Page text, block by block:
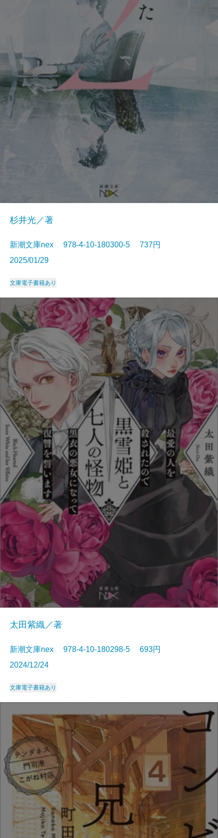
杉井光／著
新潮文庫nex 978-4-10-180300-5 737円
2025/01/29
文庫電子書籍あり
太田紫織／著
新潮文庫nex 978-4-10-180298-5 693円
2024/12/24
文庫電子書籍あり